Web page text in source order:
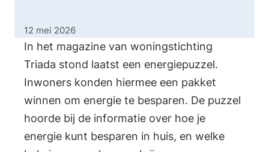
12 mei 2026
In het magazine van woningstichting
Triada stond laatst een energiepuzzel.
Inwoners konden hiermee een pakket
winnen om energie te besparen. De puzzel
hoorde bij de informatie over hoe je
energie kunt besparen in huis, en welke